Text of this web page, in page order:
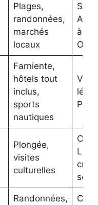
Plages,
randonnées,
marchés
locaux
à
Farniente,
hôtels tout
inclus,
sports
nautiques
Plongée,
visites
culturelles
Randonnées,